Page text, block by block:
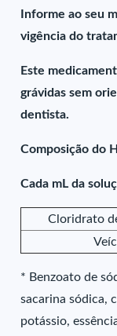
Informe ao seu
vigência do
Este
grávidas sem
dentista.
Composição do
Cada mL da
Cloridrato
* Benzoato de
sacarina sódica,
potássio,